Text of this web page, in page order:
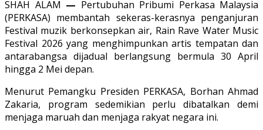
SHAH ALAM — Pertubuhan Pribumi Perkasa Malaysia
(PERKASA) membantah sekeras-kerasnya penganjuran
Festival muzik berkonsepkan air, Rain Rave Water Music
Festival 2026 yang menghimpunkan artis tempatan dan
antarabangsa dijadual berlangsung bermula 30 April
hingga 2 Mei depan.
Menurut Pemangku Presiden PERKASA, Borhan Ahmad
Zakaria, program sedemikian perlu dibatalkan demi
menjaga maruah dan menjaga rakyat negara ini.